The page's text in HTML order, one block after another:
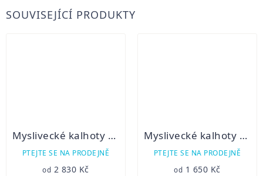
SOUVISEJÍCÍ PRODUKTY
Myslivecké kalhoty Sergej 2
PTEJTE SE NA PRODEJNĚ
od 2 830 Kč
Myslivecké kalhoty Bruno
PTEJTE SE NA PRODEJNĚ
od 1 650 Kč